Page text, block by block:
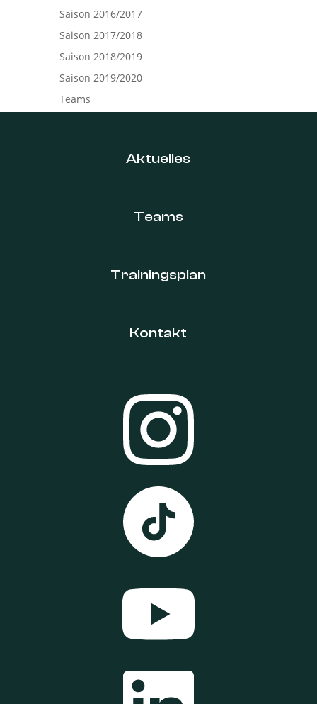
Saison 2016/2017
Saison 2017/2018
Saison 2018/2019
Saison 2019/2020
Teams
Aktuelles
Teams
Trainingsplan
Kontakt